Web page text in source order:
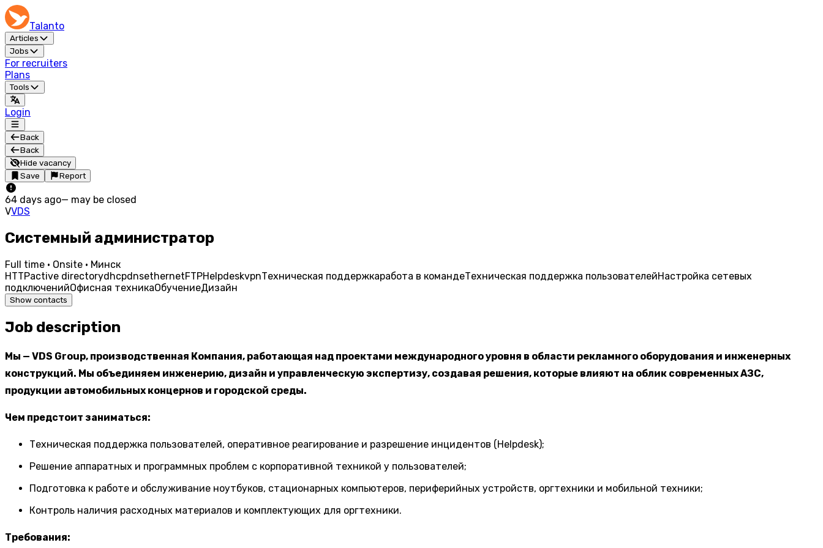
Talanto
Articles
Jobs
For recruiters
Plans
Tools
Login
Back
Back
Hide vacancy
Save
Report
64 days ago— may be closed
VVDS
Системный администратор
Full time · Onsite · Минск
HTTPactive directorydhcpdnsethernetFTPHelpdeskvpnТехническая поддержкаработа в командеТехническая поддержка пользователейНастройка сетевых
подключенийОфисная техникаОбучениеДизайн
Show contacts
Job description
Мы — VDS Group, производственная Компания, работающая над проектами международного уровня в области рекламного оборудования и инженерных
конструкций. Мы объединяем инженерию, дизайн и управленческую экспертизу, создавая решения, которые влияют на облик современных АЗС,
продукции автомобильных концернов и городской среды.
Чем предстоит заниматься:
Техническая поддержка пользователей, оперативное реагирование и разрешение инцидентов (Helpdesk);
Решение аппаратных и программных проблем с корпоративной техникой у пользователей;
Подготовка к работе и обслуживание ноутбуков, стационарных компьютеров, периферийных устройств, оргтехники и мобильной техники;
Контроль наличия расходных материалов и комплектующих для оргтехники.
Требования: